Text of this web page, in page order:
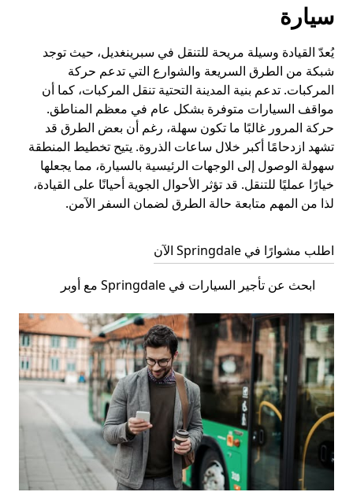
سيارة
يُعدّ القيادة وسيلة مريحة للتنقل في سبرينغديل، حيث توجد
شبكة من الطرق السريعة والشوارع التي تدعم حركة
المركبات. تدعم بنية المدينة التحتية تنقل المركبات، كما أن
مواقف السيارات متوفرة بشكل عام في معظم المناطق.
حركة المرور غالبًا ما تكون سهلة، رغم أن بعض الطرق قد
تشهد ازدحامًا أكبر خلال ساعات الذروة. يتيح تخطيط المنطقة
سهولة الوصول إلى الوجهات الرئيسية بالسيارة، مما يجعلها
خيارًا عمليًا للتنقل. قد تؤثر الأحوال الجوية أحيانًا على القيادة،
لذا من المهم متابعة حالة الطرق لضمان السفر الآمن.
اطلب مشوارًا في Springdale الآن
ابحث عن تأجير السيارات في Springdale مع أوبر